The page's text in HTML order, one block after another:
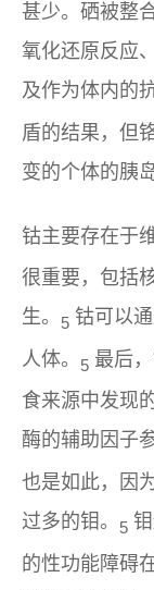
甚少。硒被整
氧化还原反应
及作为体内的
盾的结果，但
变的个体的胰
钴主要存在于
很重要，包括
生。
5 钴可以
人体。
5 最后
食来源中发现
酶的辅助因子
也是如此，因
过多的钼。
5
的性功能障碍